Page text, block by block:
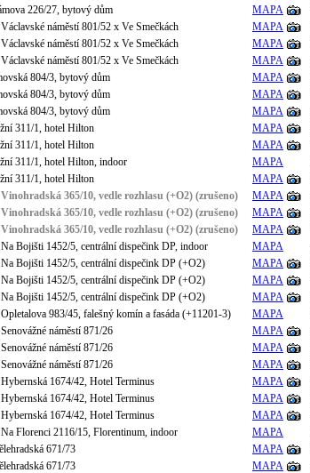
226/27, bytový dům MAPA
náměstí 801/52 x Ve Smečkách MAPA
náměstí 801/52 x Ve Smečkách MAPA
náměstí 801/52 x Ve Smečkách MAPA
804/3, bytový dům MAPA
804/3, bytový dům MAPA
804/3, bytový dům MAPA
311/1, hotel Hilton MAPA
311/1, hotel Hilton MAPA
311/1, hotel Hilton, indoor MAPA
311/1, hotel Hilton MAPA
365/10, vedle rozhlasu (+O2) (zrušeno) MAPA
365/10, vedle rozhlasu (+O2) (zrušeno) MAPA
365/10, vedle rozhlasu (+O2) (zrušeno) MAPA
Bojišti 1452/5, centrální dispečink DP, indoor MAPA
Bojišti 1452/5, centrální dispečink DP (+O2) MAPA
Bojišti 1452/5, centrální dispečink DP (+O2) MAPA
Bojišti 1452/5, centrální dispečink DP (+O2) MAPA
983/45, falešný komín a fasáda (+11201-3) MAPA
náměstí 871/26 MAPA
náměstí 871/26 MAPA
náměstí 871/26 MAPA
1674/42, Hotel Terminus MAPA
1674/42, Hotel Terminus MAPA
1674/42, Hotel Terminus MAPA
Florenci 2116/15, Florentinum, indoor MAPA
671/73 MAPA
671/73 MAPA